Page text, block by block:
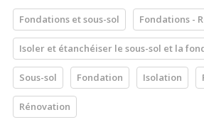
Fondations et sous-sol Fondations -
Isoler et étanchéiser le sous-sol et la
Sous-sol Fondation Isolation
Rénovation